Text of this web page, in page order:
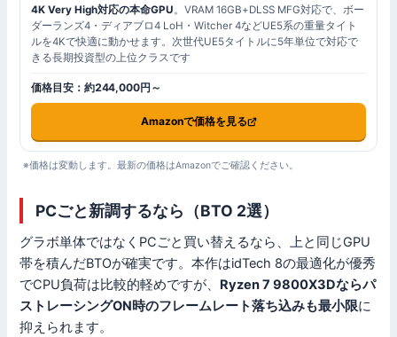
4K Very High対応の本命GPU。VRAM 16GB+DLSS MFG対応で、ボー
ダーランズ4・ディアブロ4 LoH・Witcher 4などUE5系の重量タイト
ルを4Kで快適に動かせます。次世代UE5タイトルに5年単位で対応で
きる長期投資型の上位クラスです
価格目安：約244,000円～
Amazonで価格を見る
※価格は変動します。最新の価格はAmazonでご確認ください。
PCごと新調するなら（BTO 2選）
グラボ単体ではなくPCごと買い替えるなら、上と同じGPU
帯を積んだBTOが確実です。本作はidTech 8の最適化が優秀
でCPU負荷は比較的軽めですが、 Ryzen 7 9800X3Dならパ
ストレーシングON時のフレームレート落ち込みも最小限に
抑えられます。